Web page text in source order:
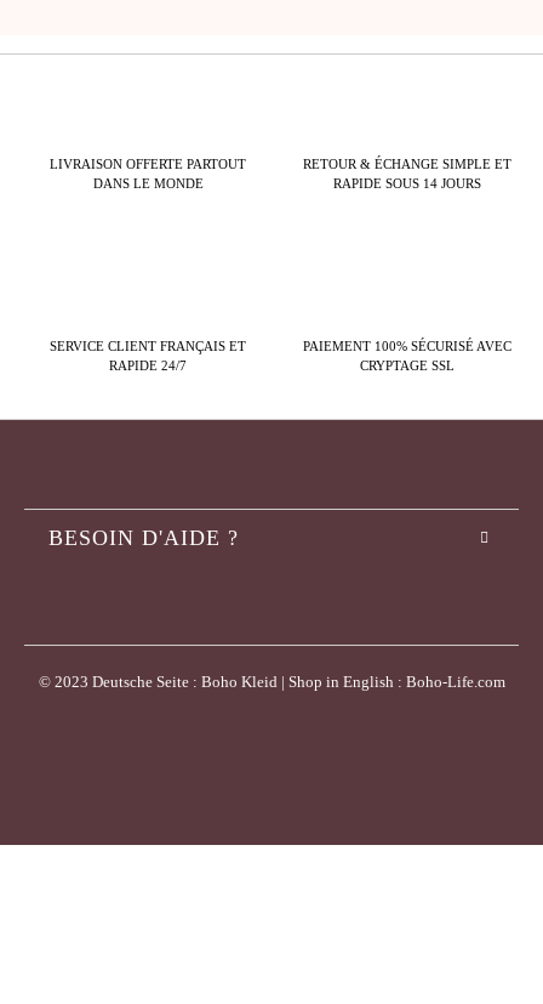
LIVRAISON OFFERTE PARTOUT
DANS LE MONDE
RETOUR & ÉCHANGE SIMPLE ET
RAPIDE SOUS 14 JOURS
SERVICE CLIENT FRANÇAIS ET
RAPIDE 24/7
PAIEMENT 100% SÉCURISÉ AVEC
CRYPTAGE SSL
BESOIN D'AIDE ?
© 2023 Deutsche Seite : Boho Kleid | Shop in English : Boho-Life.com